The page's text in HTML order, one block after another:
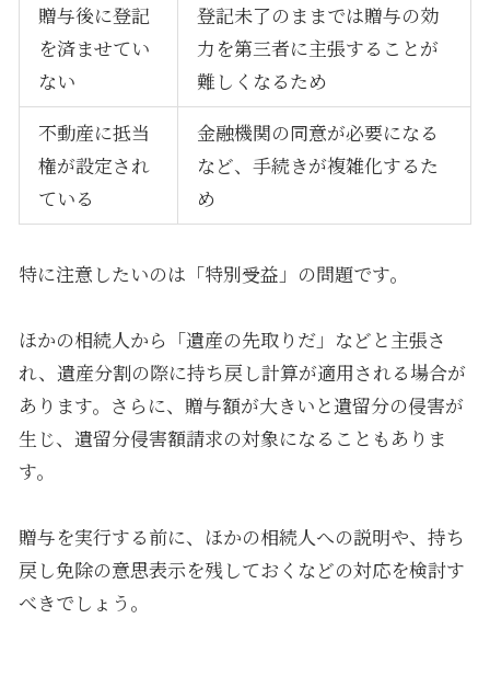
贈与後に登記
を済ませてい
ない
登記未了のままでは贈与の効
力を第三者に主張することが
難しくなるため
不動産に抵当
権が設定され
ている
金融機関の同意が必要になる
など、手続きが複雑化するた
め
特に注意したいのは「特別受益」の問題です。
ほかの相続人から「遺産の先取りだ」などと主張さ
れ、遺産分割の際に持ち戻し計算が適用される場合が
あります。さらに、贈与額が大きいと遺留分の侵害が
生じ、遺留分侵害額請求の対象になることもありま
す。
贈与を実行する前に、ほかの相続人への説明や、持ち
戻し免除の意思表示を残しておくなどの対応を検討す
べきでしょう。